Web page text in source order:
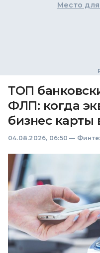
Место
ТОП
ФЛП: когда
бизнес карты
04.08.2026, 06:50 —